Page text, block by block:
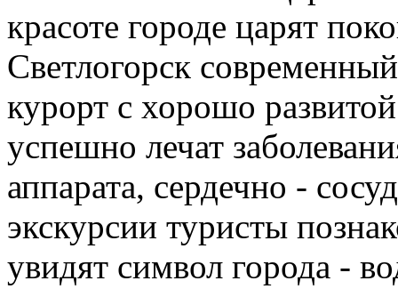
красоте городе царят
Светлогорск
курорт с хорошо
успешно лечат
аппарата, сердечно -
экскурсии туристы
увидят символ города -